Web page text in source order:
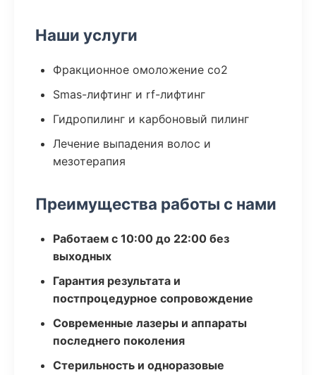
Наши услуги
Фракционное омоложение co2
Smas-лифтинг и rf-лифтинг
Гидропилинг и карбоновый пилинг
Лечение выпадения волос и
мезотерапия
Преимущества работы с нами
Работаем с 10:00 до 22:00 без
выходных
Гарантия результата и
постпроцедурное сопровождение
Современные лазеры и аппараты
последнего поколения
Стерильность и одноразовые